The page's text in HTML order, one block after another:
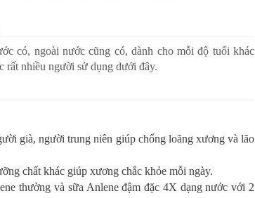
có, ngoài nước cũng có, dành cho mỗi độ tuổi khác
rất nhiều người sử dụng dưới đây.
già, người trung niên giúp chống loãng xương và lão
chất khác giúp xương chắc khỏe mỗi ngày.
thường và sữa Anlene đậm đặc 4X dạng nước với 2